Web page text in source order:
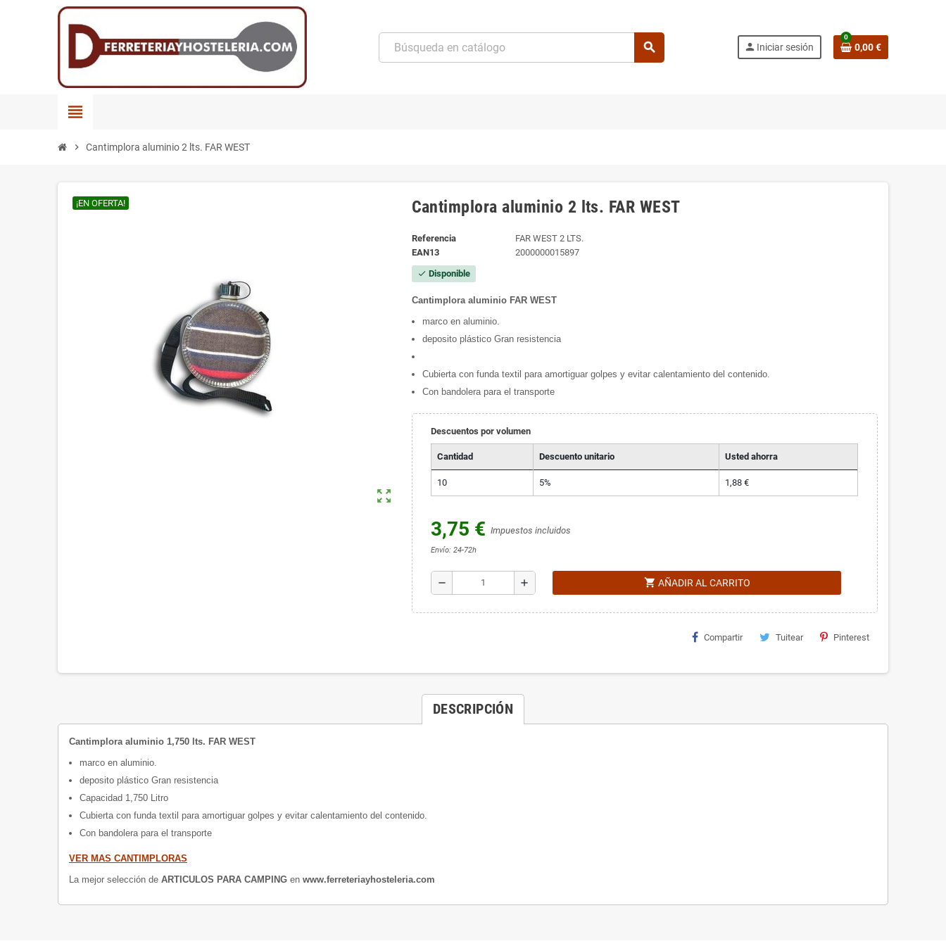
search person Iniciar sesión
0
0,00 €
view_headline
chevron_right Cantimplora aluminio 2 lts. FAR WEST
zoom_out_map
¡EN OFERTA! Cantimplora aluminio 2 lts. FAR WEST
Referencia
FAR WEST 2 LTS.
EAN13
2000000015897
check Disponible
Cantimplora aluminio FAR WEST
marco en aluminio.
deposito plástico Gran resistencia
Cubierta con funda textil para amortiguar golpes y evitar calentamiento del contenido.
Con bandolera para el transporte
Descuentos por volumen
Cantidad Descuento unitario Usted ahorra
10 5% 1,88 €
3,75 € Impuestos incluidos
Envío: 24-72h
remove add shopping_cart AÑADIR AL CARRITO
Compartir Tuitear Pinterest
DESCRIPCIÓN
Cantimplora aluminio 1,750 lts. FAR WEST
marco en aluminio.
deposito plástico Gran resistencia
Capacidad 1,750 Litro
Cubierta con funda textil para amortiguar golpes y evitar calentamiento del contenido.
Con bandolera para el transporte
VER MAS CANTIMPLORAS
La mejor selección de ARTICULOS PARA CAMPING en www.ferreteriayhosteleria.com